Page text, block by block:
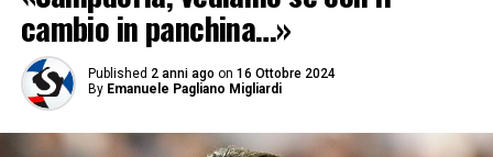
cambio in panchina…»
Published 2 anni ago on 16 Ottobre 2024
By Emanuele Pagliano Migliardi